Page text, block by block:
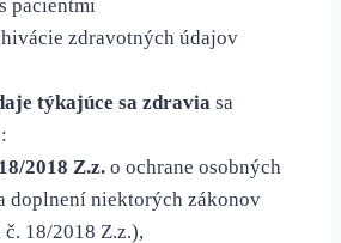
pacientmi
zdravotných údajov
týkajúce sa zdravia sa
2018 Z.z. o ochrane osobných
doplnení niektorých zákonov
18/2018 Z.z.),